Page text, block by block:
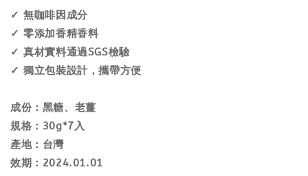
✓ 無咖啡因成分
✓ 零添加香精香料
✓ 真材實料通過SGS檢驗
✓ 獨立包裝設計，攜帶方便
成份：黑糖、老薑
規格：30g*7入
產地：台灣
效期：2024.01.01